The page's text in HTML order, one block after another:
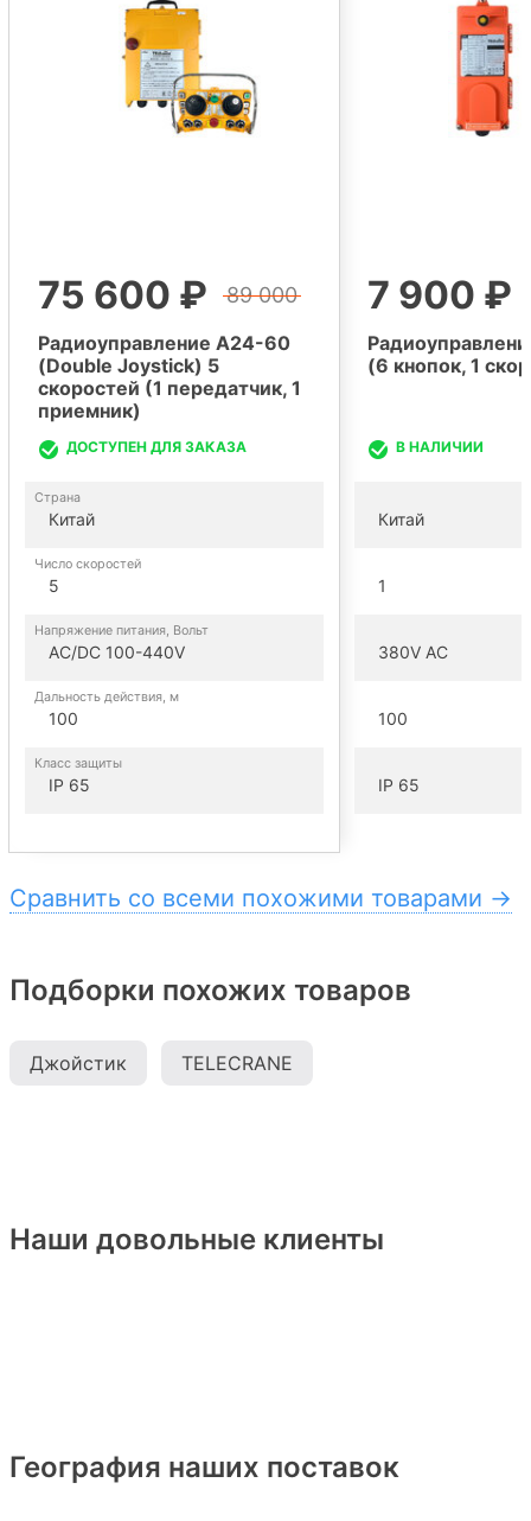
Радиоуправление A24-60
(Double Joystick) 5
скоростей (1 передатчик, 1
приемник)
ДОСТУПЕН ДЛЯ ЗАКАЗА
75 600 ₽ 89 000
Страна
Китай
Число скоростей
5
Напряжение питания, Вольт
AC/DC 100-440V
Дальность действия, м
100
Класс защиты
IP 65
(6 кнопок, 1
В НАЛИЧИИ
7 900 ₽
Китай
1
380V AC
100
IP 65
Сравнить со всеми похожими товарами →
Подборки похожих товаров
Джойстик TELECRANE
Наши довольные клиенты
География наших поставок